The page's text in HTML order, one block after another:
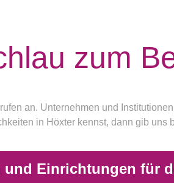
zum
an. Unternehmen und
in Höxter kennst, dann gib uns
und Einrichtungen für